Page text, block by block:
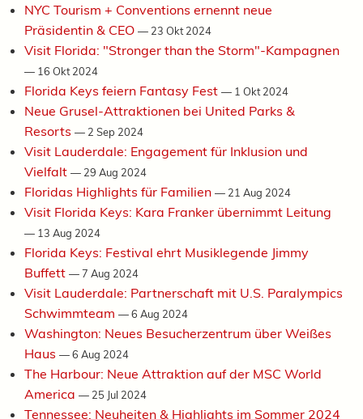
NYC Tourism + Conventions ernennt neue
Präsidentin & CEO — 23 Okt 2024
Visit Florida: "Stronger than the Storm"-Kampagnen
— 16 Okt 2024
Florida Keys feiern Fantasy Fest — 1 Okt 2024
Neue Grusel-Attraktionen bei United Parks &
Resorts — 2 Sep 2024
Visit Lauderdale: Engagement für Inklusion und
Vielfalt — 29 Aug 2024
Floridas Highlights für Familien — 21 Aug 2024
Visit Florida Keys: Kara Franker übernimmt Leitung
— 13 Aug 2024
Florida Keys: Festival ehrt Musiklegende Jimmy
Buffett —7 Aug 2024
Visit Lauderdale: Partnerschaft mit U.S. Paralympics
Schwimmteam —6 Aug 2024
Washington: Neues Besucherzentrum über Weißes
Haus —6 Aug 2024
The Harbour: Neue Attraktion auf der MSC World
America — 25 Jul 2024
Tennessee: Neuheiten & Highlights im Sommer 2024